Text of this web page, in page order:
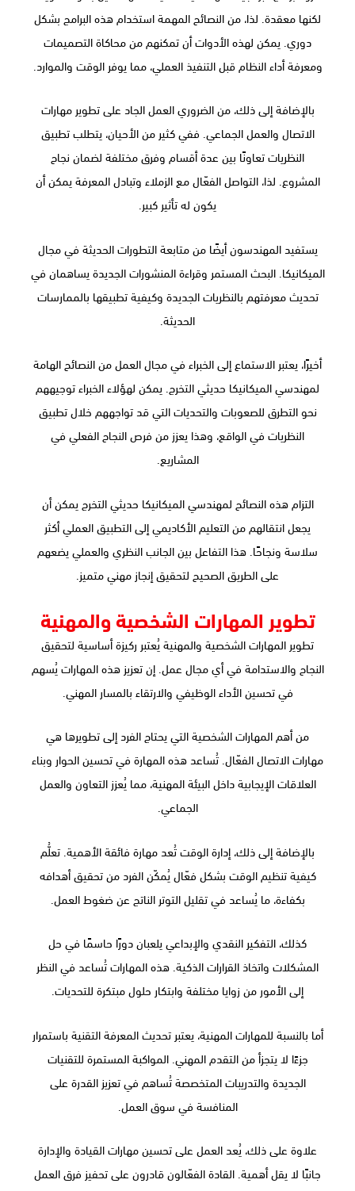
لكنها معقدة. لذا، من النصائح المهمة استخدام هذه البرامج بشكل
دوري. يمكن لهذه الأدوات أن تمكنهم من محاكاة التصميمات
ومعرفة أداء النظام قبل التنفيذ العملي، مما يوفر الوقت والموارد.
بالإضافة إلى ذلك، من الضروري العمل الجاد على تطوير مهارات
الاتصال والعمل الجماعي. ففي كثير من الأحيان، يتطلب تطبيق
النظريات تعاونًا بين عدة أقسام وفرق مختلفة لضمان نجاح
المشروع. لذا، التواصل الفعّال مع الزملاء وتبادل المعرفة يمكن أن
يكون له تأثير كبير.
يستفيد المهندسون أيضًا من متابعة التطورات الحديثة في مجال
الميكانيكا. البحث المستمر وقراءة المنشورات الجديدة يساهمان في
تحديث معرفتهم بالنظريات الجديدة وكيفية تطبيقها بالممارسات
الحديثة.
أخيرًا، يعتبر الاستماع إلى الخبراء في مجال العمل من النصائح الهامة
لمهندسي الميكانيكا حديثي التخرج. يمكن لهؤلاء الخبراء توجيههم
نحو التطرق للصعوبات والتحديات التي قد تواجههم خلال تطبيق
النظريات في الواقع، وهذا يعزز من فرص النجاح الفعلي في
المشاريع.
التزام هذه النصائح لمهندسي الميكانيكا حديثي التخرج يمكن أن
يجعل انتقالهم من التعليم الأكاديمي إلى التطبيق العملي أكثر
سلاسة ونجاحًا. هذا التفاعل بين الجانب النظري والعملي يضعهم
على الطريق الصحيح لتحقيق إنجاز مهني متميز.
تطوير المهارات الشخصية والمهنية
تطوير المهارات الشخصية والمهنية يُعتبر ركيزة أساسية لتحقيق
النجاح والاستدامة في أي مجال عمل. إن تعزيز هذه المهارات يُسهم
في تحسين الأداء الوظيفي والارتقاء بالمسار المهني.
من أهم المهارات الشخصية التي يحتاج الفرد إلى تطويرها هي
مهارات الاتصال الفعّال. تُساعد هذه المهارة في تحسين الحوار وبناء
العلاقات الإيجابية داخل البيئة المهنية، مما يُعزز التعاون والعمل
الجماعي.
بالإضافة إلى ذلك، إدارة الوقت تُعد مهارة فائقة الأهمية. تعلُّم
كيفية تنظيم الوقت بشكل فعّال يُمكّن الفرد من تحقيق أهدافه
بكفاءة، ما يُساعد في تقليل التوتر الناتج عن ضغوط العمل.
كذلك، التفكير النقدي والإبداعي يلعبان دورًا حاسمًا في حل
المشكلات واتخاذ القرارات الذكية. هذه المهارات تُساعد في النظر
إلى الأمور من زوايا مختلفة وابتكار حلول مبتكرة للتحديات.
أما بالنسبة للمهارات المهنية، يعتبر تحديث المعرفة التقنية باستمرار
جزءًا لا يتجزأ من التقدم المهني. المواكبة المستمرة للتقنيات
الجديدة والتدريبات المتخصصة تُساهم في تعزيز القدرة على
المنافسة في سوق العمل.
علاوة على ذلك، يُعد العمل على تحسين مهارات القيادة والإدارة
جانبًا لا يقل أهمية. القادة الفعّالون قادرون على تحفيز فرق العمل